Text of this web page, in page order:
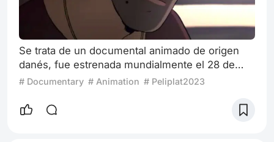
Se trata de un documental animado de origen
danés, fue estrenada mundialmente el 28 de
enero de 2021 en el Festival de Cine de
mismo año. El film se encuentra nominado para
# Documentary # Animation # Peliplat2023